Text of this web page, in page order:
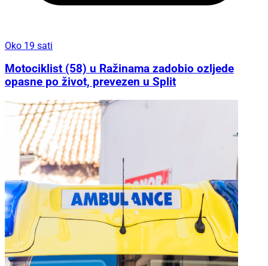
Oko 19 sati
Motociklist (58) u Ražinama zadobio ozljede
opasne po život, prevezen u Split